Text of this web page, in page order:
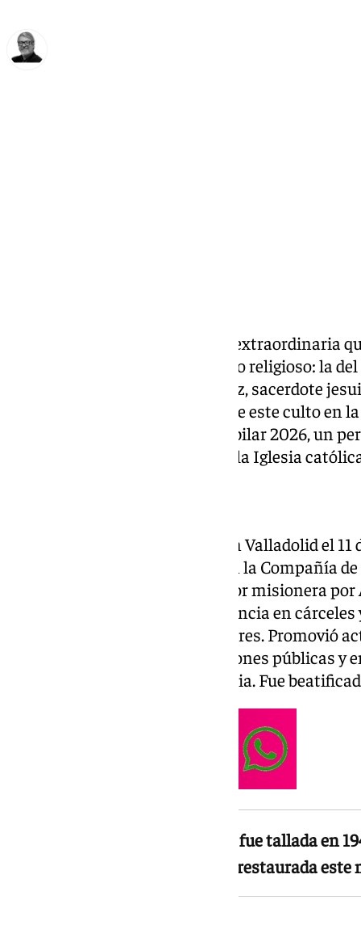
Málaga prepara una procesión extraordinaria
imágenes de especial significado religioso: la
del beato Tiburcio Arnaiz Muñoz, sacerdote
figura central en la expansión de este culto en
en las celebraciones del Año Jubilar 2026, un
conmemoración decretado por la Iglesia
Tiburcio Arnaiz Muñoz nació en Valladolid el 11
Málaga en 1912, tras ingresar en la Compañía
vida desarrolló una intensa labor misionera
españolas, que incluyó la asistencia en
escuelas en los barrios más pobres. Promovió
Corazón a través de consagraciones públicas
instituciones de toda la provincia. Fue
La imagen del Sagrado Corazón fue tallada en
Cecilio Sánchez Mesa y ha sido restaurada